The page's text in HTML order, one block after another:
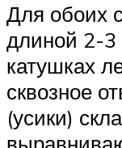
Для обоих
длиной 2-3
катушках
сквозное
(усики)